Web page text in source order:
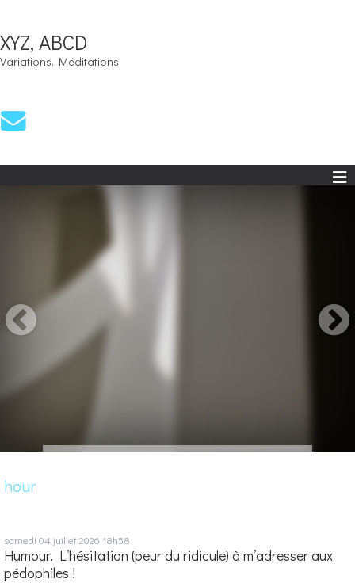
XYZ, ABCD
Variations. Méditations
hour
samedi 04 juillet 2026 18h58
Humour. L’hésitation (peur du ridicule) à m’adresser aux
pédophiles !